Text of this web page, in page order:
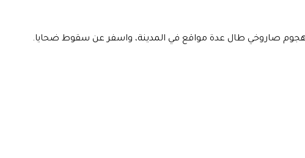
صاروخي طال عدة مواقع في المدينة، واسفر عن سقوط ضحايا.